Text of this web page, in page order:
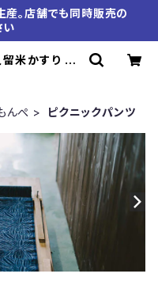
。店舗でも同時販売の
い
米かすり 池
んぺ ピクニックパンツ